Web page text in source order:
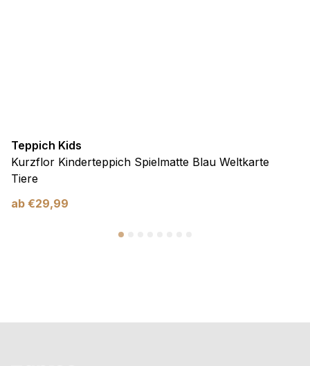
Teppich Kids
Kurzflor Kinderteppich Spielmatte Blau Weltkarte
Tiere
ab €29,99